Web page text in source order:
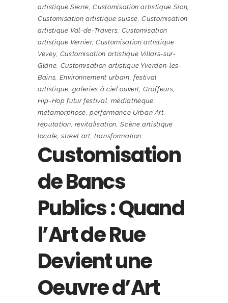
artistique Sierre,Customisation artistique Sion,
Customisation artistique suisse,Customisation
artistique Val-de-Travers, Customisation
artistique Vernier,Customisation artistique
Vevey, Customisation artistique Villars-sur-
Glâne, Customisation artistique Yverdon-les-
Bains, Environnement urbain, festival
artistique, galeries à ciel ouvert,Graffeurs,
Hip-Hop futur festival, médiathèque,
métamorphose,performance Urban Art,
réputation, revitalisation,Scène artistique
locale,street art,transformation
Customisation
de Bancs
Publics : Quand
l’Art de Rue
Devient une
Oeuvre d’Art